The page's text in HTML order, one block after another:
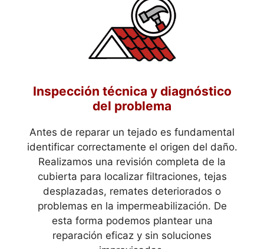
Inspección técnica y diagnóstico
del problema
Antes de reparar un tejado es fundamental
identificar correctamente el origen del daño.
Realizamos una revisión completa de la
cubierta para localizar filtraciones, tejas
desplazadas, remates deteriorados o
problemas en la impermeabilización. De
esta forma podemos plantear una
reparación eficaz y sin soluciones